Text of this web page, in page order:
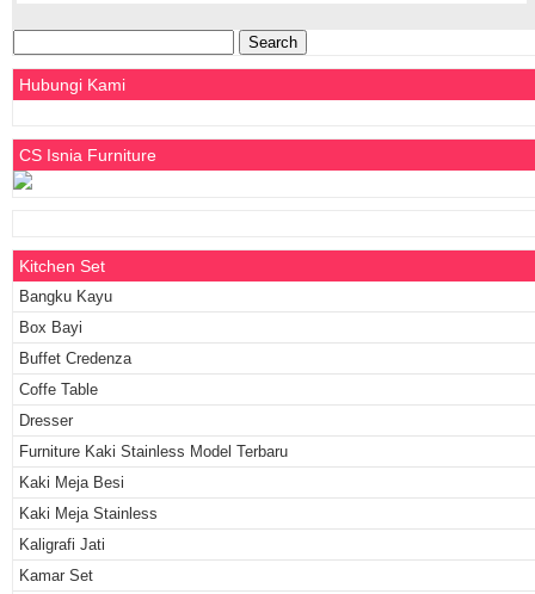
for:
Hubungi Kami
CS Isnia Furniture
Kitchen Set
Bangku Kayu
Box Bayi
Buffet Credenza
Coffe Table
Dresser
Furniture Kaki Stainless Model Terbaru
Kaki Meja Besi
Kaki Meja Stainless
Kaligrafi Jati
Kamar Set